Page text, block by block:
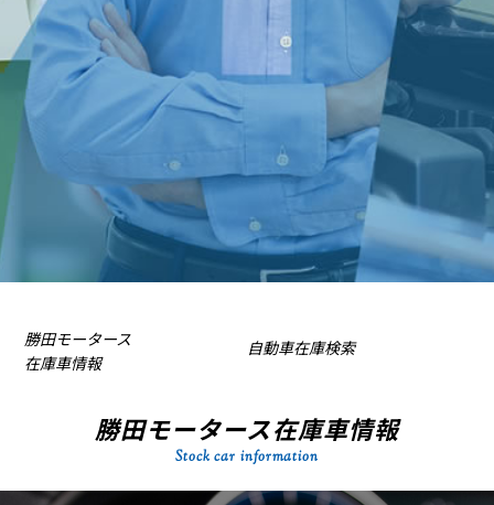
勝田モータース
在庫車情報
自動車在庫検索
勝田モータース在庫車情報
Stock car information